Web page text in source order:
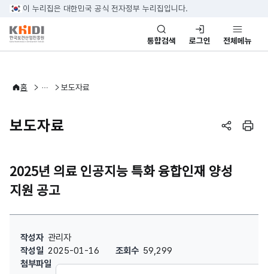
본문 바로가기
이 누리집은 대한민국 공식 전자정부 누리집입니다.
통합검색 로그인 전체메뉴
홈
알림·소식 보도자료
보도자료 페이지 공
페이
2025년 의료 인공지능 특화 융합인재 양성
지원 공고
2025년 의료 인공지능 특화 융합인재 양성 지원 공고 : 작성자, 작성
작성자 관리자
작성일 2025-01-16 조회수 59,299
첨부파일